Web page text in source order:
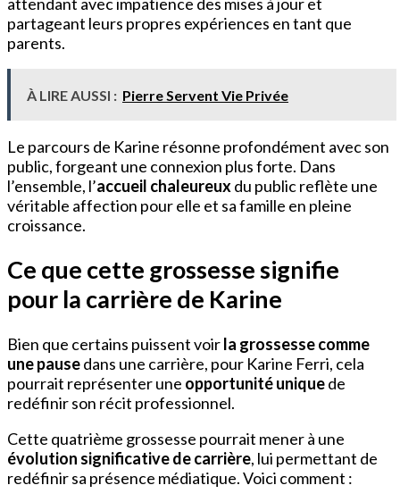
partageant leurs propres expériences en tant que
parents.
À LIRE AUSSI : Pierre Servent Vie Privée
Le parcours de Karine résonne profondément avec son
public, forgeant une connexion plus forte. Dans
l’ensemble, l’accueil chaleureuxdu public reflète une
véritable affection pour elle et sa famille en pleine
croissance.
Ce que cette grossesse signifie
pour la carrière de Karine
Bien que certains puissent voirla grossesse comme
une pausedans une carrière, pour Karine Ferri, cela
pourrait représenter une opportunité uniquede
redéfinir son récit professionnel.
Cette quatrième grossesse pourrait mener à une
évolution significative de carrière, lui permettant de
redéfinir sa présence médiatique. Voici comment :